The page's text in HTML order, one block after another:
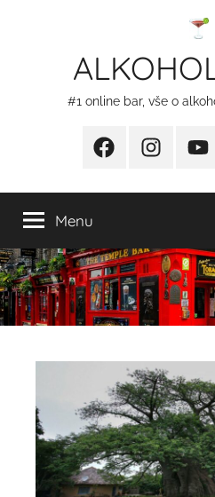
#1 online bar, vše o
FacebookInstagram
YT
Menu